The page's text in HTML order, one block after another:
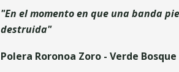
"En el momento en que una banda
destruida"
Polera Roronoa Zoro - Verde Bosque